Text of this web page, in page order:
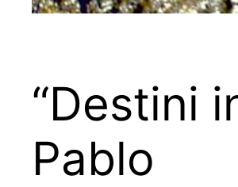
“Destini
Pablo